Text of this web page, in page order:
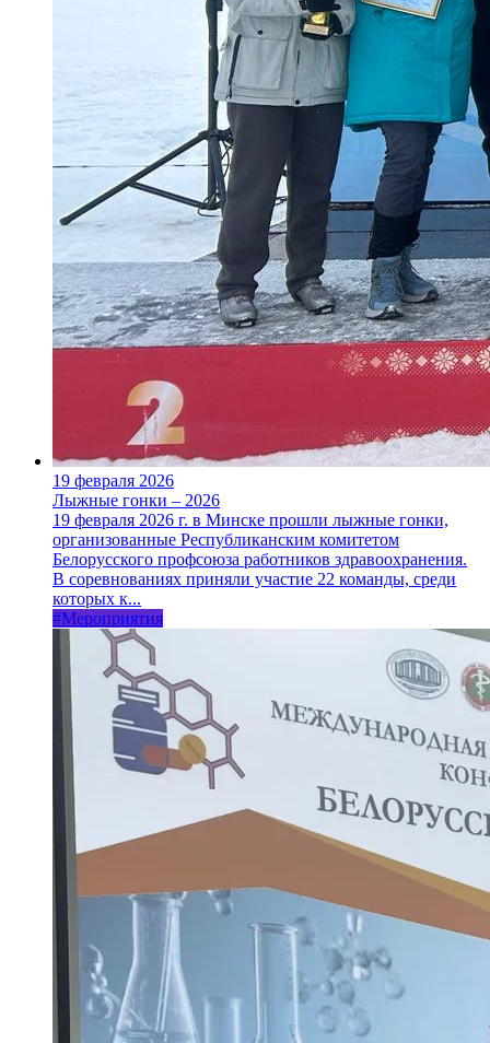
19 февраля 2026
Лыжные гонки – 2026
19 февраля 2026 г. в Минске прошли лыжные гонки,
организованные Республиканским комитетом
Белорусского профсоюза работников здравоохранения.
В соревнованиях приняли участие 22 команды, среди
которых к...
#Мероприятия